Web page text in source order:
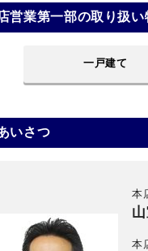
営業第一部の取り扱い
一戸建て
いさつ
本
本